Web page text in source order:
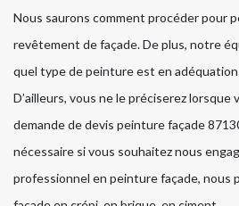
Nous saurons comment procéder pour
revêtement de façade. De plus, notre
quel type de peinture est en
D’ailleurs, vous ne le préciserez lorsque
demande de devis peinture façade
nécessaire si vous souhaitez nous
professionnel en peinture façade, nous